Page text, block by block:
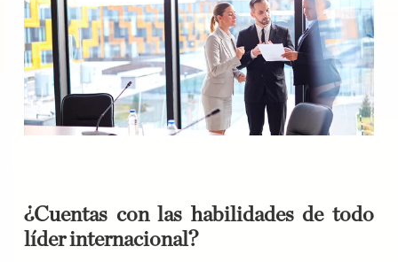
¿Cuentas con las habilidades de todo
líder internacional?